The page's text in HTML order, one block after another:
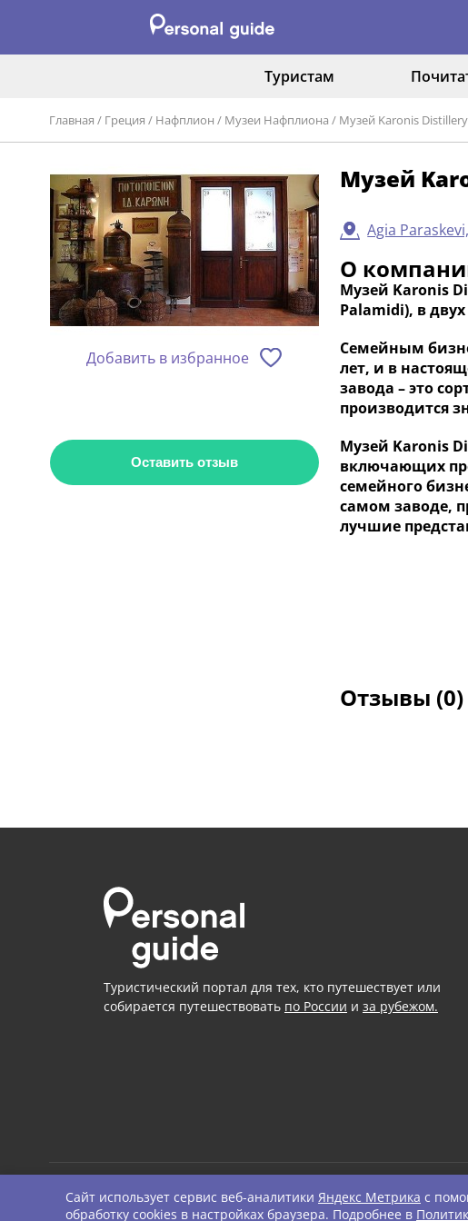
Туристам
Главная / Греция / Нафплион / Музеи Нафплиона / Музей Karonis Distillery
Добавить в избранное
Оставить отзыв
Музей
Agia
О
Музей Karonis
Palamidi), в
Семейным
лет, и в
завода – это
производится
Музей Karonis
включающих
семейного
самом заводе,
лучшие
Отзывы (0)
Туристический портал для тех, кто путешествует или
собирается путешествовать по России и за рубежом.
© Personal Guide. All rights Reserved.
Сайт использует сервис веб-аналитики Яндекс Метрика с
обработку cookies в настройках браузера. Подробнее в